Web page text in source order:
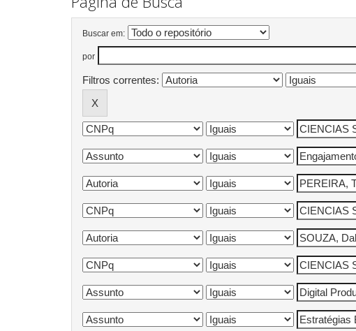
Buscar em:
por
Filtros correntes: